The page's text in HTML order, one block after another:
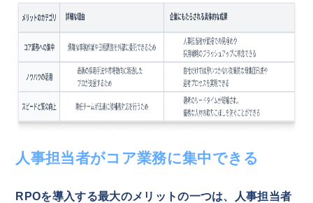
人事担当者がコア業務に集中できる
RPOを導入する最大のメリットの一つは、人事担当者